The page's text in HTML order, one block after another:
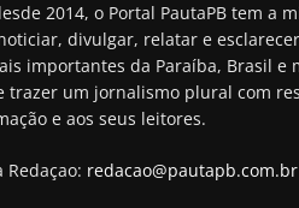
2014, o Portal PautaPB tem a
divulgar, relatar e
importantes da Paraíba, Brasil e
trazer um jornalismo plural com
e aos seus leitores.
Redaçao: redacao@pautapb.com.br